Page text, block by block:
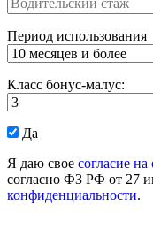
Период использования
Класс бонус-малус:
Даю
на
обработку
моих
Да
Я даю свое согласие
согласно ФЗ РФ от 27
конфиденциальности.